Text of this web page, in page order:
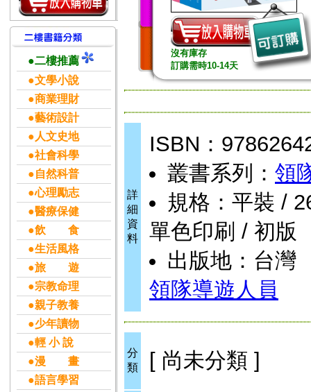
●二樓推薦
●文學小說
●商業理財
●藝術設計
●人文史地
●社會科學
●自然科普
●心理勵志
●醫療保健
●飲 食
●生活風格
●旅 遊
●宗教命理
●親子教養
●少年讀物
●輕 小 說
●漫 畫
●語言學習
沒有庫存
訂購需時10-14天
詳
細
資
料
ISBN：
叢書系列： 領
規格：平裝 /
單色印刷 / 初版
出版地：台灣
領隊導遊人員
分
類
[ 尚未分類 ]